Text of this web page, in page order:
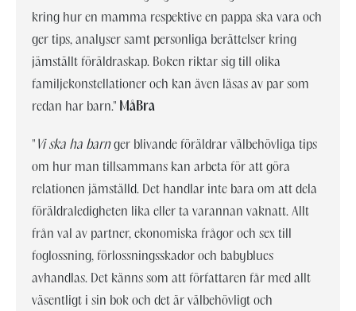
kring hur en mamma respektive en pappa ska vara och
ger tips, analyser samt personliga berättelser kring
jämställt föräldraskap. Boken riktar sig till olika
familjekonstellationer och kan även läsas av par som
redan har barn." MåBra
"Vi ska ha barnger blivande föräldrar välbehövliga tips
om hur man tillsammans kan arbeta för att göra
relationen jämställd. Det handlar inte bara om att dela
föräldraledigheten lika eller ta varannan vaknatt. Allt
från val av partner, ekonomiska frågor och sex till
foglossning, förlossningsskador och babyblues
avhandlas. Det känns som att författaren får med allt
väsentligt i sin bok och det är välbehövligt och